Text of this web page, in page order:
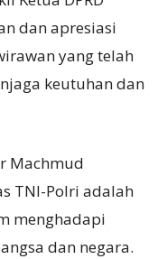
dan apresiasi
yang telah
keutuhan dan
Machmud
TNI-Polri adalah
menghadapi
dan negara.